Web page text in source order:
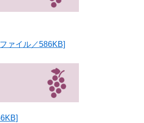
ァイル／586KB]